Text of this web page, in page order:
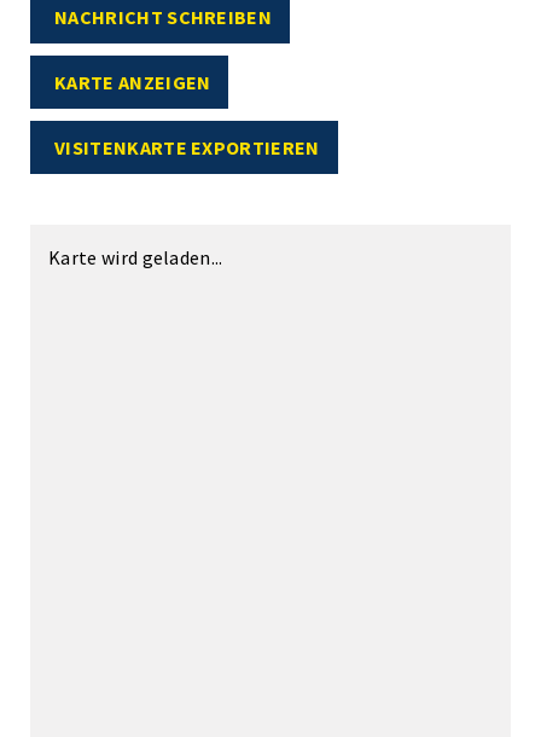
NACHRICHT SCHREIBEN
KARTE ANZEIGEN
VISITENKARTE EXPORTIEREN
Karte wird geladen...